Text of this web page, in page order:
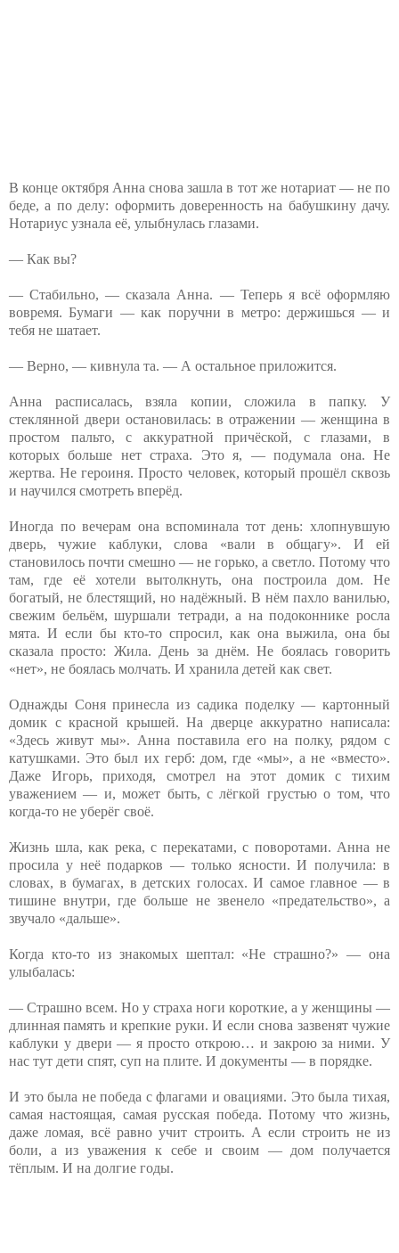
В конце октября Анна снова зашла в тот же нотариат — не по
беде, а по делу: оформить доверенность на бабушкину дачу.
Нотариус узнала её, улыбнулась глазами.
— Как вы?
— Стабильно, — сказала Анна. — Теперь я всё оформляю
вовремя. Бумаги — как поручни в метро: держишься — и
тебя не шатает.
— Верно, — кивнула та. — А остальное приложится.
Анна расписалась, взяла копии, сложила в папку. У
стеклянной двери остановилась: в отражении — женщина в
простом пальто, с аккуратной причёской, с глазами, в
которых больше нет страха. Это я, — подумала она. Не
жертва. Не героиня. Просто человек, который прошёл сквозь
и научился смотреть вперёд.
Иногда по вечерам она вспоминала тот день: хлопнувшую
дверь, чужие каблуки, слова «вали в общагу». И ей
становилось почти смешно — не горько, а светло. Потому что
там, где её хотели вытолкнуть, она построила дом. Не
богатый, не блестящий, но надёжный. В нём пахло ванилью,
свежим бельём, шуршали тетради, а на подоконнике росла
мята. И если бы кто-то спросил, как она выжила, она бы
сказала просто: Жила. День за днём. Не боялась говорить
«нет», не боялась молчать. И хранила детей как свет.
Однажды Соня принесла из садика поделку — картонный
домик с красной крышей. На дверце аккуратно написала:
«Здесь живут мы». Анна поставила его на полку, рядом с
катушками. Это был их герб: дом, где «мы», а не «вместо».
Даже Игорь, приходя, смотрел на этот домик с тихим
уважением — и, может быть, с лёгкой грустью о том, что
когда-то не уберёг своё.
Жизнь шла, как река, с перекатами, с поворотами. Анна не
просила у неё подарков — только ясности. И получила: в
словах, в бумагах, в детских голосах. И самое главное — в
тишине внутри, где больше не звенело «предательство», а
звучало «дальше».
Когда кто-то из знакомых шептал: «Не страшно?» — она
улыбалась:
— Страшно всем. Но у страха ноги короткие, а у женщины —
длинная память и крепкие руки. И если снова зазвенят чужие
каблуки у двери — я просто открою… и закрою за ними. У
нас тут дети спят, суп на плите. И документы — в порядке.
И это была не победа с флагами и овациями. Это была тихая,
самая настоящая, самая русская победа. Потому что жизнь,
даже ломая, всё равно учит строить. А если строить не из
боли, а из уважения к себе и своим — дом получается
тёплым. И на долгие годы.